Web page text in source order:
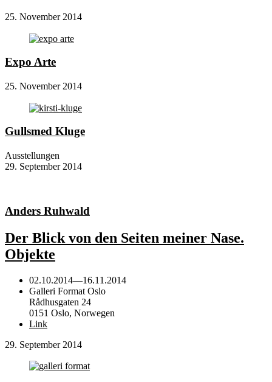
25. November 2014
Expo Arte
25. November 2014
Gullsmed Kluge
Ausstellungen
29. September 2014
Anders Ruhwald
Der Blick von den Seiten meiner Nase.
Objekte
02.10.2014—16.11.2014
Galleri Format Oslo
Rådhusgaten 24
0151 Oslo, Norwegen
Link
29. September 2014